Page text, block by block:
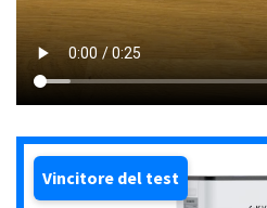
Vincitore del test